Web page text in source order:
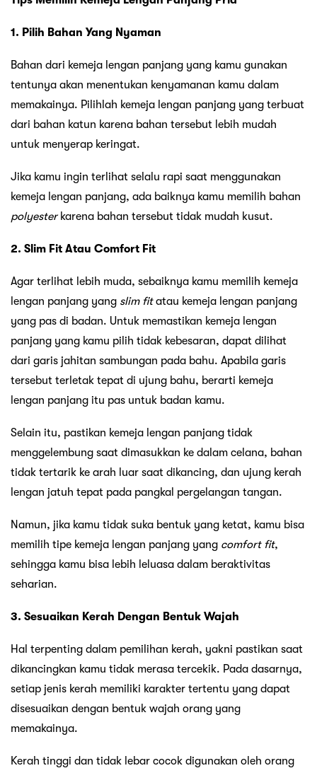
1. Pilih Bahan Yang Nyaman
Bahan dari kemeja lengan panjang yang kamu gunakan
tentunya akan menentukan kenyamanan kamu dalam
memakainya. Pilihlah kemeja lengan panjang yang terbuat
dari bahan katun karena bahan tersebut lebih mudah
untuk menyerap keringat.
Jika kamu ingin terlihat selalu rapi saat menggunakan
kemeja lengan panjang, ada baiknya kamu memilih bahan
polyesterkarena bahan tersebut tidak mudah kusut.
2. Slim Fit Atau Comfort Fit
Agar terlihat lebih muda, sebaiknya kamu memilih kemeja
lengan panjang yang slim fitatau kemeja lengan panjang
yang pas di badan. Untuk memastikan kemeja lengan
panjang yang kamu pilih tidak kebesaran, dapat dilihat
dari garis jahitan sambungan pada bahu. Apabila garis
tersebut terletak tepat di ujung bahu, berarti kemeja
lengan panjang itu pas untuk badan kamu.
Selain itu, pastikan kemeja lengan panjang tidak
menggelembung saat dimasukkan ke dalam celana, bahan
tidak tertarik ke arah luar saat dikancing, dan ujung kerah
lengan jatuh tepat pada pangkal pergelangan tangan.
Namun, jika kamu tidak suka bentuk yang ketat, kamu bisa
memilih tipe kemeja lengan panjang yang comfort fit,
sehingga kamu bisa lebih leluasa dalam beraktivitas
seharian.
3. Sesuaikan Kerah Dengan Bentuk Wajah
Hal terpenting dalam pemilihan kerah, yakni pastikan saat
dikancingkan kamu tidak merasa tercekik. Pada dasarnya,
setiap jenis kerah memiliki karakter tertentu yang dapat
disesuaikan dengan bentuk wajah orang yang
memakainya.
Kerah tinggi dan tidak lebar cocok digunakan oleh orang